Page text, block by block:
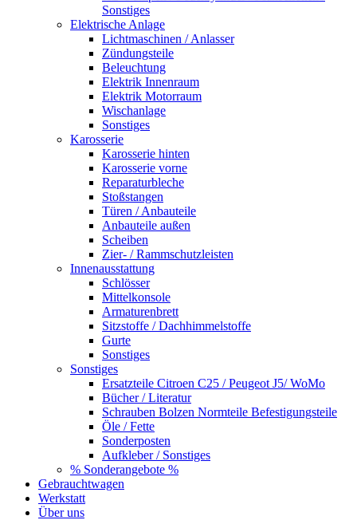
Sonstiges
Elektrische Anlage
Lichtmaschinen / Anlasser
Zündungsteile
Beleuchtung
Elektrik Innenraum
Elektrik Motorraum
Wischanlage
Sonstiges
Karosserie
Karosserie hinten
Karosserie vorne
Reparaturbleche
Stoßstangen
Türen / Anbauteile
Anbauteile außen
Scheiben
Zier- / Rammschutzleisten
Innenausstattung
Schlösser
Mittelkonsole
Armaturenbrett
Sitzstoffe / Dachhimmelstoffe
Gurte
Sonstiges
Sonstiges
Ersatzteile Citroen C25 / Peugeot J5/ WoMo
Bücher / Literatur
Schrauben Bolzen Normteile Befestigungsteile
Öle / Fette
Sonderposten
Aufkleber / Sonstiges
% Sonderangebote %
Gebrauchtwagen
Werkstatt
Über uns